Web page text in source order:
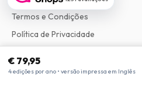
€ 79,95
4 edições por ano • versão impressa em Inglês
Termos e Condições
Política de Privacidade